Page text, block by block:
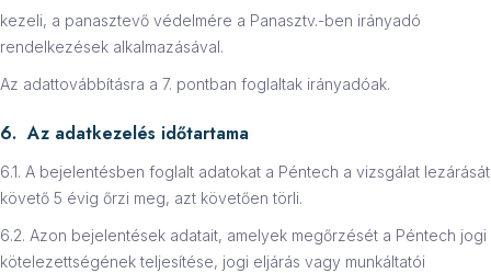
kezeli, a panasztevő védelmére a Panasztv.-ben irányadó
rendelkezések alkalmazásával.
Az adattovábbításra a 7. pontban foglaltak irányadóak.
6. Az adatkezelés időtartama
6.1. A bejelentésben foglalt adatokat a Péntech a vizsgálat lezárását
követő 5 évig őrzi meg, azt követően törli.
6.2. Azon bejelentések adatait, amelyek megőrzését a Péntech jogi
kötelezettségének teljesítése, jogi eljárás vagy munkáltatói